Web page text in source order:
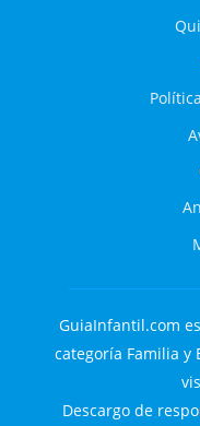
GuiaInfantil.com
categoría Familia y
Descargo de